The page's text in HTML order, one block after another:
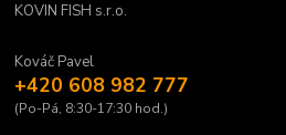
KOVIN FISH s.r.o.
Kováč Pavel
+420 608 982 777
(Po-Pá, 8:30-17:30 hod.)